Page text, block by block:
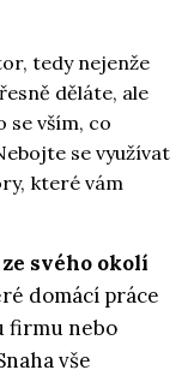
tedy nejenže
děláte, ale
vším, co
se využívat
které vám
svého okolí
domácí práce
firmu nebo
vše